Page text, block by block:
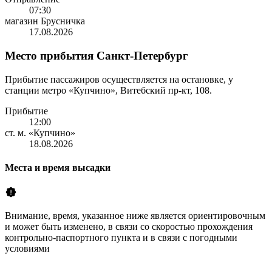
07:30
магазин Брусничка
17.08.2026
Место прибытия Санкт-Петербург
Прибытие пассажиров осуществляется на остановке, у
станции метро «Купчино», Витебский пр-кт, 108.
Прибытие
12:00
ст. м. «Купчино»
18.08.2026
Места и время высадки
Внимание, время, указанное ниже является ориентировочным
и может быть изменено, в связи со скоростью прохождения
контрольно-паспортного пункта и в связи с погодными
условиями